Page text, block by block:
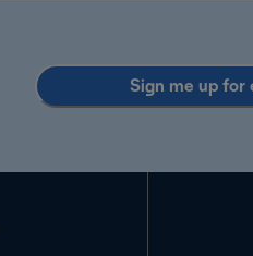
Sign me up for